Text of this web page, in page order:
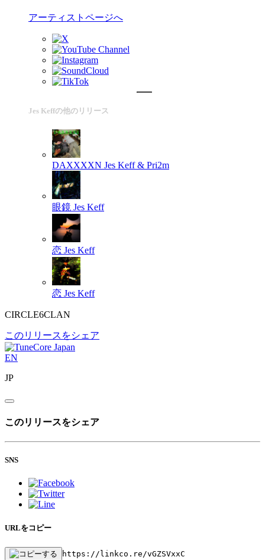
アーティストページへ
Jes Keffの他のリリース
DAXXXXN Jes Keff & Pri2m
眼鏡 Jes Keff
恋 Jes Keff
恋 Jes Keff
CIRCLE6CLAN
このリリースをシェア
EN
JP
このリリースをシェア
SNS
URLをコピー
https://linkco.re/vGZSVxxC